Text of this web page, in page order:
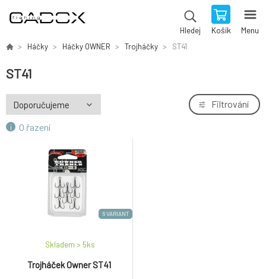
Hledej Košík Menu
Háčky Háčky OWNER Trojháčky ST41
ST41
O řazení
Filtrování
6 VARIANT
Trojháček Owner ST41
Skladem > 5ks